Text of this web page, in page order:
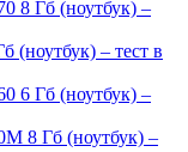
8 Гб (ноутбук) –
(ноутбук) – тест в
6 Гб (ноутбук) –
8 Гб (ноутбук) –